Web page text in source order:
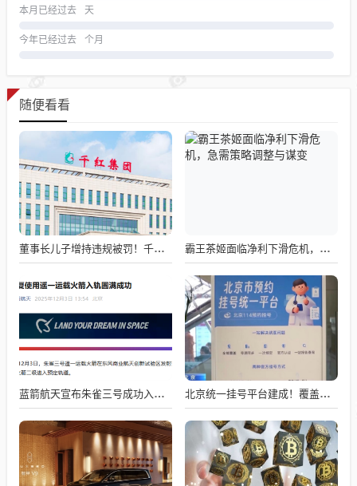
本月已经过去 天
今年已经过去 个月
随便看看
董事长儿子增持违规被罚！千红制药市值128亿，半年净赚2.58亿却踩雷信托5年 霸王茶姬面临净利下滑危机，急需策略调整与谋变
蓝箭航天宣布朱雀三号成功入轨，技术突破五大项，深入排查回收失败原因 北京统一挂号平台建成！覆盖近300家二三甲医院号源